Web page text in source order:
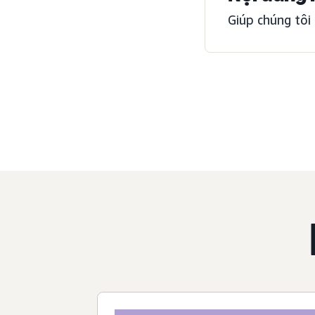
Giúp chúng tôi